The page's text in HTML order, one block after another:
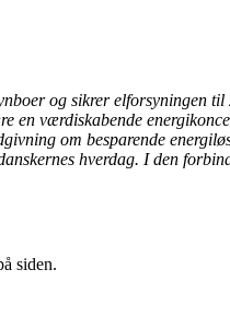
og sikrer elforsyningen
værdiskabende
om besparende
hverdag. I den
siden.